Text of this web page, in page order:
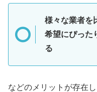
様々な業者を
希望にぴった
る
などのメリットが存在し